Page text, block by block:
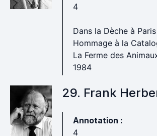
4
Dans la Dèche à
Hommage à la
La Ferme des
1984
29. Frank
Annotation :
4